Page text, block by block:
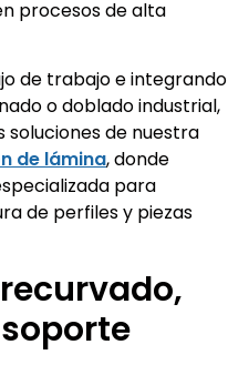
procesos de alta
de trabajo e integrando
o doblado industrial,
soluciones de nuestra
de lámina, donde
para
de perfiles y piezas